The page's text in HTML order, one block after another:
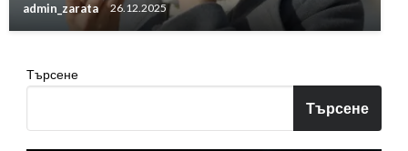
admin_zarata 26.12.2025
Търсене
Търсене